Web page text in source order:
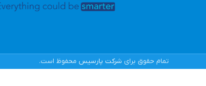
تمام حقوق برای شرکت پارسیس محفوظ است.